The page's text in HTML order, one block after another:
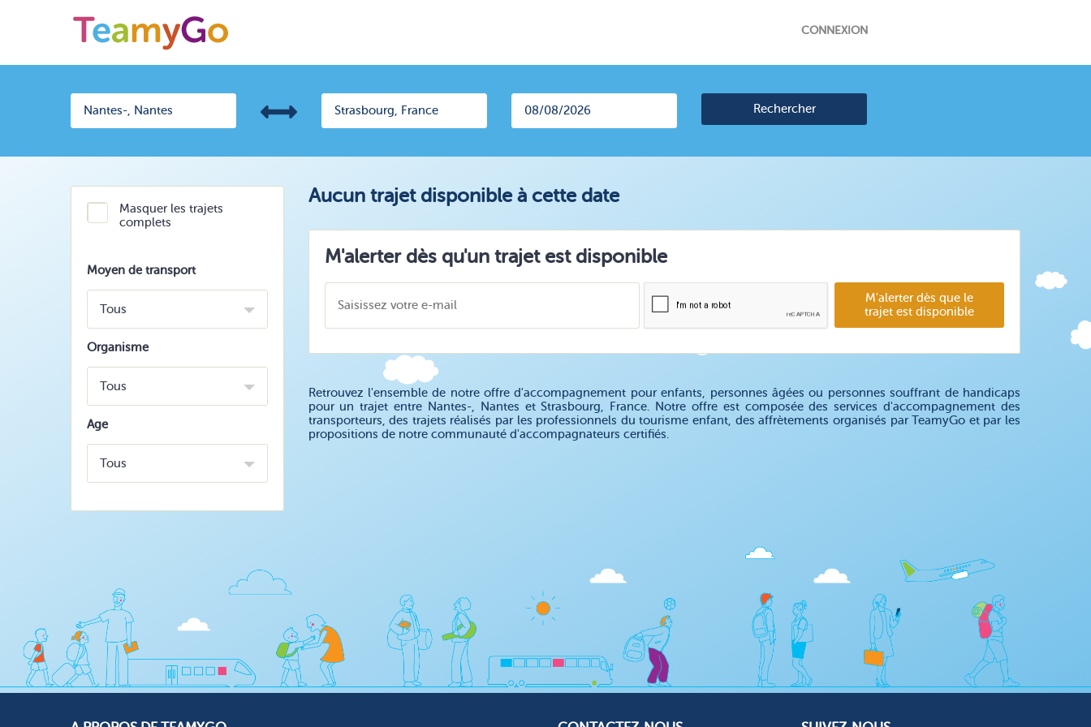
CONNEXION
Rechercher
Masquer les trajets
complets
Moyen de transport
Tous
Organisme
Tous
Age
Tous
Aucun trajet disponible à cette date
M'alerter dès qu'un trajet est disponible
M'alerter dès que le
trajet est disponible
Retrouvez l'ensemble de notre offre d'accompagnement pour enfants, personnes âgées ou personnes souffrant de handicaps
pour un trajet entre Nantes-, Nantes et Strasbourg, France. Notre offre est composée des services d'accompagnement des
transporteurs, des trajets réalisés par les professionnels du tourisme enfant, des affrètements organisés par TeamyGo et par les
propositions de notre communauté d'accompagnateurs certifiés.